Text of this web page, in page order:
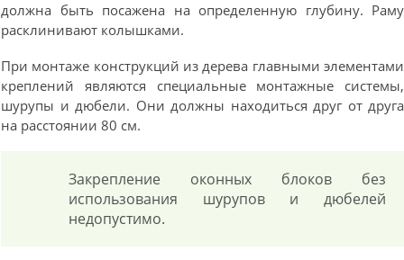
должна быть посажена на определенную глубину. Раму
расклинивают колышками.
При монтаже конструкций из дерева главными элементами
креплений являются специальные монтажные системы,
шурупы и дюбели. Они должны находиться друг от друга
на расстоянии 80 см.
Закрепление оконных блоков без
использования шурупов и дюбелей
недопустимо.